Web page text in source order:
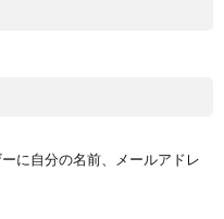
に自分の名前、メールアドレ